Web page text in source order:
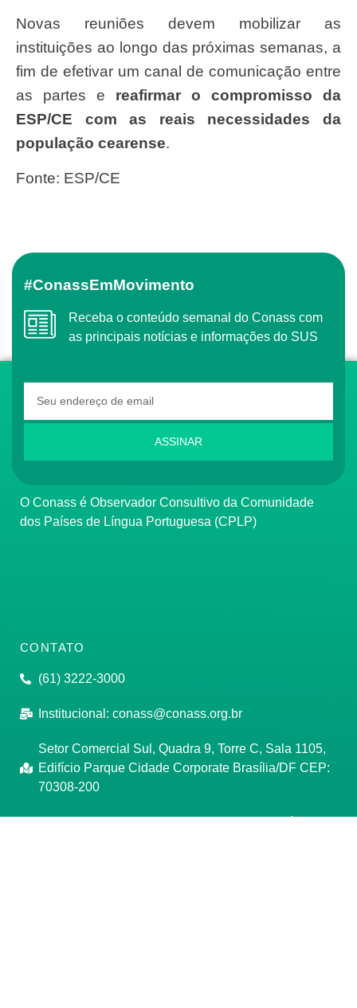
Novas reuniões devem mobilizar as
instituições ao longo das próximas semanas, a
fim de efetivar um canal de comunicação entre
as partes e reafirmar o compromisso da
ESP/CE com as reais necessidades da
população cearense.
Fonte: ESP/CE
#ConassEmMovimento
Receba o conteúdo semanal do Conass com
as principais notícias e informações do SUS
ASSINAR
O Conass é Observador Consultivo da Comunidade
dos Países de Língua Portuguesa (CPLP)
CONTATO
(61) 3222-3000
Institucional: conass@conass.org.br
Setor Comercial Sul, Quadra 9, Torre C, Sala 1105,
Edifício Parque Cidade Corporate Brasília/DF CEP:
70308-200